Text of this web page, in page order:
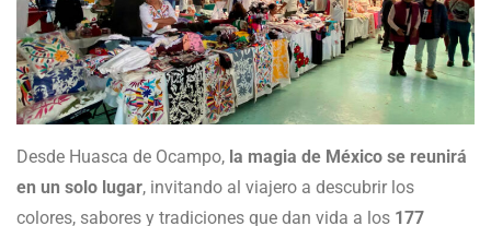
Desde Huasca de Ocampo, la magia de México se reunirá
en un solo lugar, invitando al viajero a descubrir los
colores, sabores y tradiciones que dan vida a los 177